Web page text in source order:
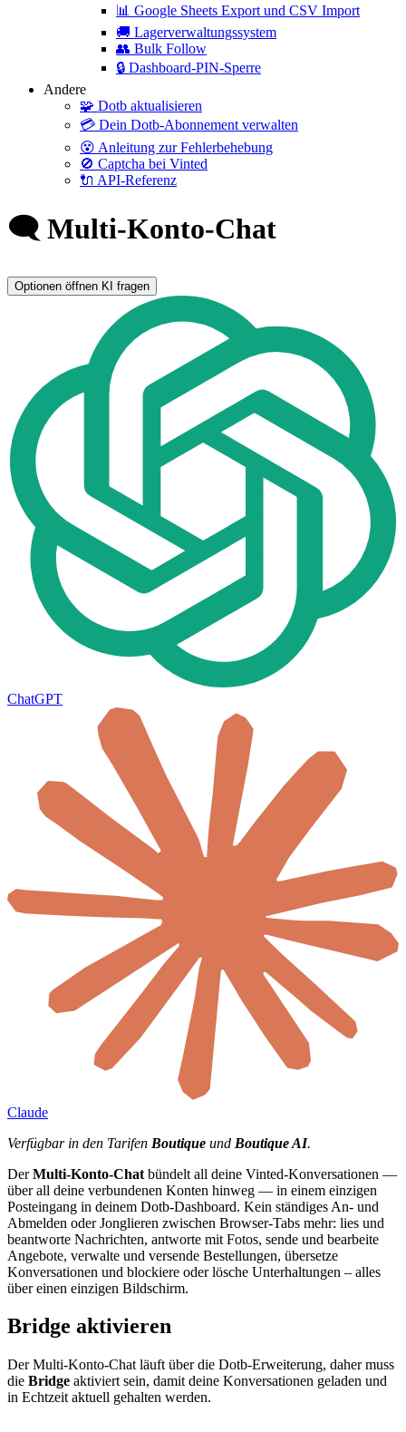
📊 Google Sheets Export und CSV Import
🚚 Lagerverwaltungssystem
👥 Bulk Follow
🔒 Dashboard-PIN-Sperre
Andere
🧩 Dotb aktualisieren
💳 Dein Dotb-Abonnement verwalten
😵 Anleitung zur Fehlerbehebung
🚫 Captcha bei Vinted
🔌 API-Referenz
🗨️ Multi-Konto-Chat
Optionen öffnen KI fragen
ChatGPT
Claude
Verfügbar in den Tarifen Boutique und Boutique AI.
DerMulti-Konto-Chat bündelt all deine Vinted-Konversationen —
über all deine verbundenen Konten hinweg — in einem einzigen
Posteingang in deinem Dotb-Dashboard. Kein ständiges An- und
Abmelden oder Jonglieren zwischen Browser-Tabs mehr: lies und
beantworte Nachrichten, antworte mit Fotos, sende und bearbeite
Angebote, verwalte und versende Bestellungen, übersetze
Konversationen und blockiere oder lösche Unterhaltungen – alles
über einen einzigen Bildschirm.
Bridge aktivieren
Der Multi-Konto-Chat läuft über die Dotb-Erweiterung, daher muss
die Bridge aktiviert sein, damit deine Konversationen geladen und
in Echtzeit aktuell gehalten werden.